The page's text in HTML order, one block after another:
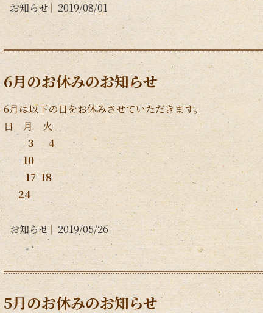
お知らせ 2019/08/01
6月のお休みのお知らせ
6月は以下の日をお休みさせていただきます。
日 月 火
3 4
10
17 18
24
お知らせ 2019/05/26
5月のお休みのお知らせ